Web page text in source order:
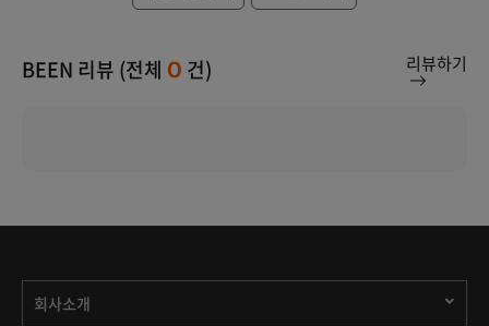
BEEN 리뷰 (전체 0 건) 리뷰하기
회사소개